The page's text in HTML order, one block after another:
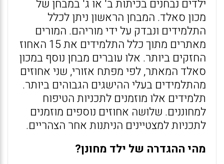
ילדים נבחנים בכיתות ב' או ג' במבחן של
מכון סאלד. המבחן הראשון ניתן לכלל
התלמידים ונבדק על ידי מוריהם. המורים
מאתרים מתוך כלל התלמידים את 15 האחוז
החזקים ביותר. אלו עוברים מבחן נוסף במכון
סאלד המאתר, לפי מפתח אזורי, שני אחוזים
מהתלמידים בעלי ההישגים הגבוהים ביותר.
תלמידים אלו מוזמנים לתכניות הטיפוח
למחוננים. שלושה אחוזים נוספים מוזמנים
לתכניות למצטיינים הניתנות אחר הצהריים.
מהי ההגדרה של ילד מחונן?